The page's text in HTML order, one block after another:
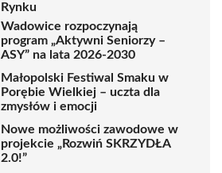
Rynku
Wadowice rozpoczynają
program „Aktywni Seniorzy –
ASY” na lata 2026-2030
Małopolski Festiwal Smaku w
Porębie Wielkiej – uczta dla
zmysłów i emocji
Nowe możliwości zawodowe w
projekcie „Rozwiń SKRZYDŁA
2.0!”